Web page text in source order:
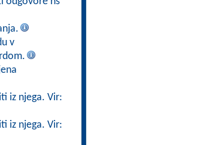
v
iz njega. Vir:
iz njega. Vir: